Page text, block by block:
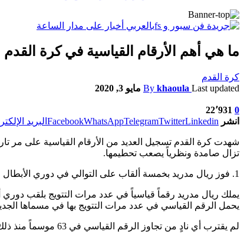
ما هي أهم الأرقام القياسية في كرة
كرة القدم
By khaoula Last updated مايو 3, 2020
0 22٬931
انشر
FacebookWhatsAppTelegramTwitterLinkedin البريد
شهدت كرة القدم تسجيل العديد من الأرقام القياسية على مر
تزال صامدة ونظرياً يصعب تحطيمها.
1. فوز ريال مدريد بخمسة ألقاب على التوالي في دوري الأبطال
يحمل الرقم القياسي في عدد مرات التتويج بها في مسماها
لم يقترب أي نادٍ من تجاوز الرقم القياسي في 63 موسماً منذ ذلك الحين، وأقربهم نادي أياكس الهولندي بقيادة يوهان كرويف الذي فاز باللقب في 3 مواسم متتالية من 1971 إلى 1973.